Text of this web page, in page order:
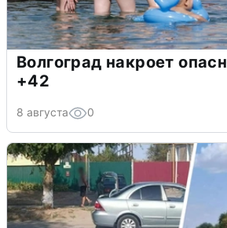
Волгоград накроет
+42
8 августа 0